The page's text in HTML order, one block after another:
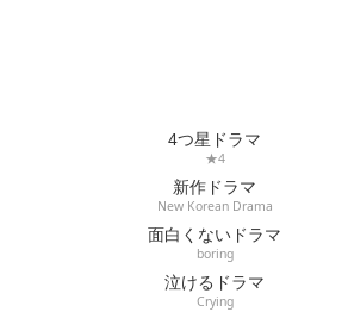
4つ星ドラマ
★4
新作ドラマ
New Korean Drama
面白くないドラマ
boring
泣けるドラマ
Crying